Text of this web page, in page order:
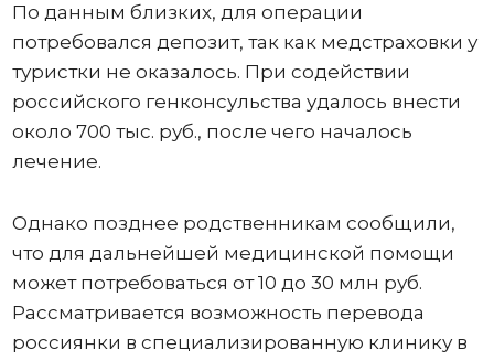
По данным близких, для операции
потребовался депозит, так как медстраховки у
туристки не оказалось. При содействии
российского генконсульства удалось внести
около 700 тыс. руб., после чего началось
лечение.
Однако позднее родственникам сообщили,
что для дальнейшей медицинской помощи
может потребоваться от 10 до 30 млн руб.
Рассматривается возможность перевода
россиянки в специализированную клинику в